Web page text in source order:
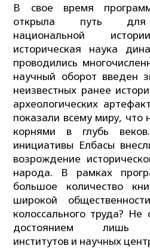
В свое время
открыла путь для
национальной
историческая наука
проводились
научный оборот введен
неизвестных ранее
археологических
показали всему миру, что
корнями в глубь
инициативы Елбасы
возрождение
народа. В рамках
большое количество
широкой
колоссального труда?
достоянием лишь
институтов и научных